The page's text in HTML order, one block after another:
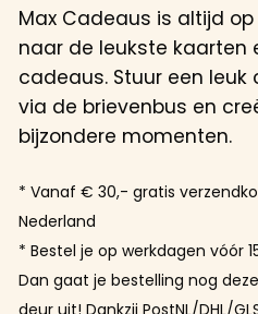
Max Cadeaus is altijd op
naar de leukste kaarten
cadeaus. Stuur een leuk
via de brievenbus en
bijzondere momenten.
* Vanaf € 30,- gratis
Nederland
* Bestel je op werkdagen vóór
Dan gaat je bestelling nog
deur uit! Dankzij PostNL/DHL/